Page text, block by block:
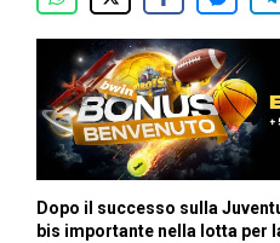
Dopo il successo sulla
bis importante nella lotta per